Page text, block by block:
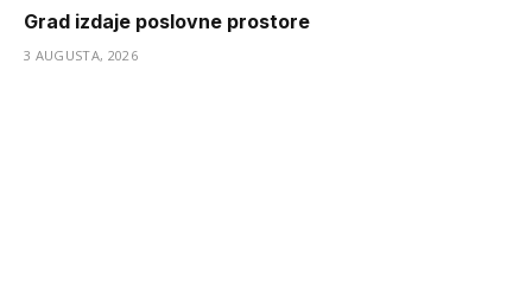
Grad izdaje poslovne prostore
3 AUGUSTA, 2026